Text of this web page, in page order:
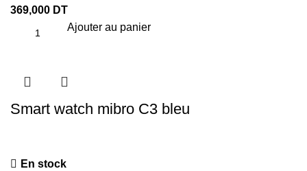
369,000 DT
Ajouter au panier
Smart watch mibro C3 bleu
En stock